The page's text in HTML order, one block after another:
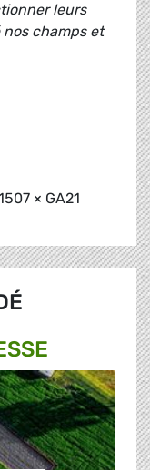
leurs
champs et
× GA21